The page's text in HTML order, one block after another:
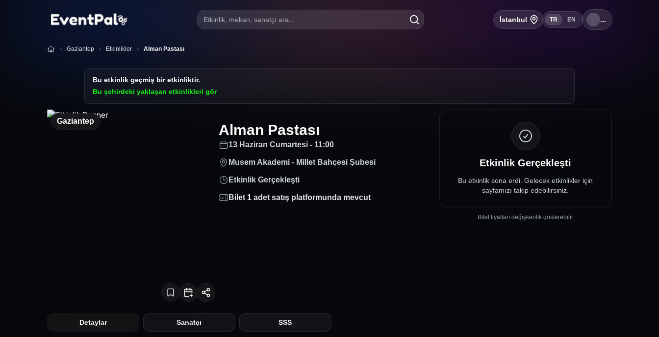
Etkinlik, mekan, sanatçı ara... İstanbul TR EN ...
Gaziantep Etkinlikler Alman Pastası
Bu etkinlik geçmiş bir etkinliktir.
Bu şehirdeki yaklaşan etkinlikleri gör
Gaziantep
Alman Pastası
13 Haziran Cumartesi - 11:00
Musem Akademi - Millet Bahçesi Şubesi
Etkinlik Gerçekleşti
Bilet 1 adet satış platformunda mevcut
Detaylar Sanatçı SSS
Etkinlik Gerçekleşti
Bu etkinlik sona erdi. Gelecek etkinlikler için
sayfamızı takip edebilirsiniz.
Bilet fiyatları değişkenlik gösterebilir